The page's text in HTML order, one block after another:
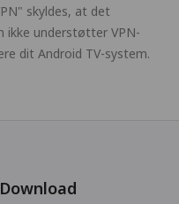
skyldes, at det
ikke understøtter VPN-
dit Android TV-system.
Download